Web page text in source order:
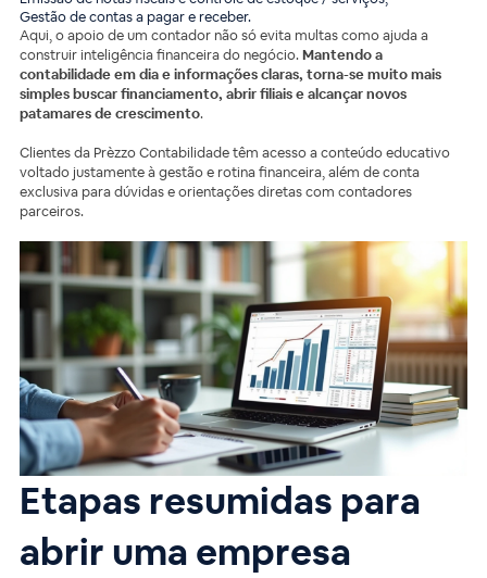
Gestão de contas a pagar e receber.
Aqui, o apoio de um contador não só evita multas como ajuda a
construir inteligência financeira do negócio.Mantendo a
contabilidade em dia e informações claras, torna-se muito mais
simples buscar financiamento, abrir filiais e alcançar novos
patamares de crescimento.
Clientes da Prèzzo Contabilidade têm acesso a conteúdo educativo
voltado justamente à gestão e rotina financeira, além de conta
exclusiva para dúvidas e orientações diretas com contadores
parceiros.
Etapas resumidas para
abrir uma empresa